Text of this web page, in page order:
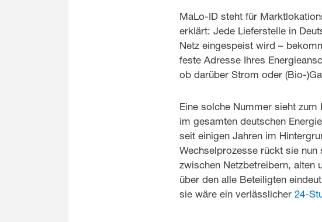
MaLo-ID steht für
erklärt: Jede Lieferstelle in
Netz eingespeist wird –
feste Adresse Ihres
ob darüber Strom oder (Bio-
Eine solche Nummer sieht
im gesamten deutschen
seit einigen Jahren im
Wechselprozesse rückt sie
zwischen Netzbetreibern, alten
über den alle Beteiligten
sie wäre ein verlässlicher 24-